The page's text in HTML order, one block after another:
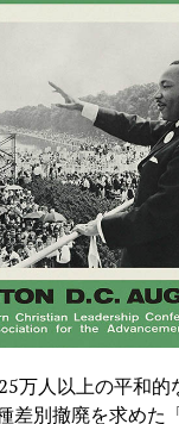
万人以上の平和的
差別撤廃を求めた